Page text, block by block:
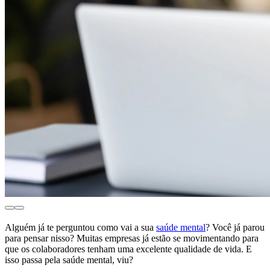
Alguém já te perguntou como vai a sua saúde mental? Você já parou
para pensar nisso? Muitas empresas já estão se movimentando para
que os colaboradores tenham uma excelente qualidade de vida. E
isso passa pela saúde mental, viu?